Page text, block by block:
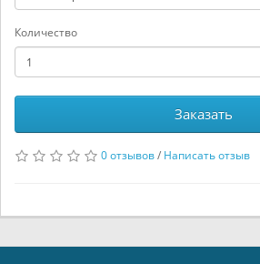
Количество
Заказать
0 отзывов/ Написать отзыв